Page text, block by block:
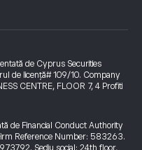
de Cyprus Securities
de licență# 109/10. Company
CENTRE, FLOOR 7, 4 Profiti
de Financial Conduct Authority
Reference Number: 583263.
Sediu social: 24th floor,